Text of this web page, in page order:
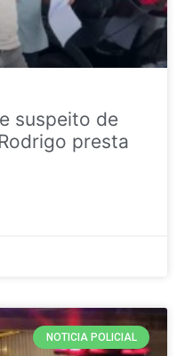
suspeito de
presta
NOTICIA POLICIAL